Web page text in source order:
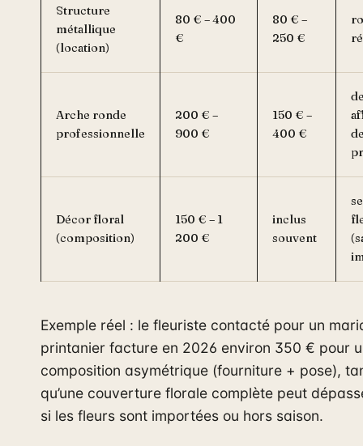
Structure
métallique
(location)
80 € – 400
€
80 € –
250 €
Arche ronde
professionnelle
200 € –
900 €
150 € –
400 €
Décor floral
(composition)
150 € – 1
200 €
inclus
souvent
Exemple réel : le fleuriste contacté pour un
printanier facture en 2026 environ 350 € pour
composition asymétrique (fourniture + pose),
qu’une couverture florale complète peut
si les fleurs sont importées ou hors saison.